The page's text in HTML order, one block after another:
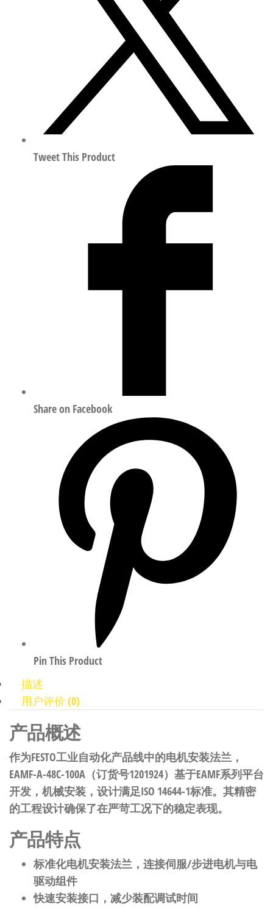
量
Tweet This Product
Share on Facebook
Pin This Product
描述
用户评价 (0)
产品概述
作为FESTO工业自动化产品线中的电机安装法兰，
EAMF-A-48C-100A（订货号1201924）基于EAMF系列平台
开发，机械安装，设计满足ISO 14644-1标准。其精密
的工程设计确保了在严苛工况下的稳定表现。
产品特点
标准化电机安装法兰，连接伺服/步进电机与电
驱动组件
快速安装接口，减少装配调试时间